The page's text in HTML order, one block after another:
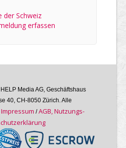
der Schweiz
erfassen
Media AG, Geschäftshaus
40, CH-8050 Zürich. Alle
Im­pres­sum /AGB, Nutzungs­